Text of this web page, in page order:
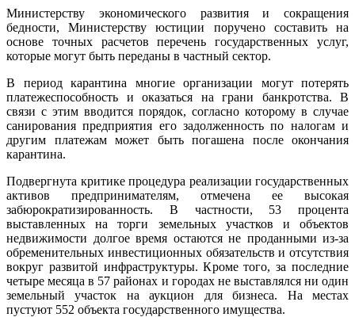
Министерству экономического развития и сокращения
бедности, Министерству юстиции поручено составить на
основе точных расчетов перечень государственных услуг,
которые могут быть переданы в частный сектор.
В период карантина многие организации могут потерять
платежеспособность и оказаться на грани банкротства. В
связи с этим вводится порядок, согласно которому в случае
санирования предприятия его задолженность по налогам и
другим платежам может быть погашена после окончания
карантина.
Подвергнута критике процедура реализации государственных
активов предпринимателям, отмечена ее высокая
забюрократизированность. В частности, 53 процента
выставленных на торги земельных участков и объектов
недвижимости долгое время остаются не проданными из-за
обременительных инвестиционных обязательств и отсутствия
вокруг развитой инфраструктуры. Кроме того, за последние
четыре месяца в 57 районах и городах не выставлялся ни один
земельный участок на аукцион для бизнеса. На местах
пустуют 552 объекта государственного имущества.